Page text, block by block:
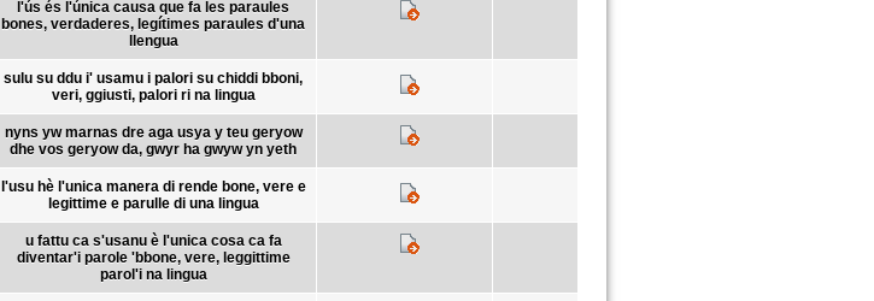
l'ús és l'única causa que fa les paraules
bones, verdaderes, legítimes paraules d'una
llengua
sulu su ddu i' usamu i palori su chiddi bboni,
veri, ggiusti, palori ri na lingua
nyns yw marnas dre aga usya y teu geryow
dhe vos geryow da, gwyr ha gwyw yn yeth
l'usu hè l'unica manera di rende bone, vere e
legittime e parulle di una lingua
u fattu ca s'usanu è l'unica cosa ca fa
diventar'i parole 'bbone, vere, leggittime
parol'i na lingua